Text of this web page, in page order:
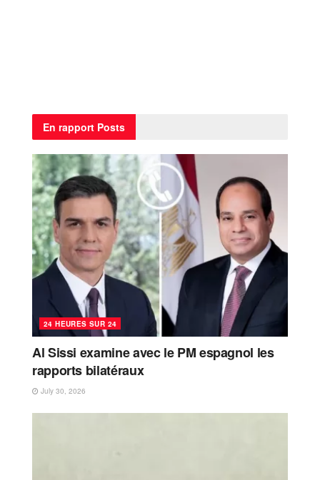
En rapport Posts
24 HEURES SUR 24
Al Sissi examine avec le PM espagnol les
rapports bilatéraux
July 30, 2026